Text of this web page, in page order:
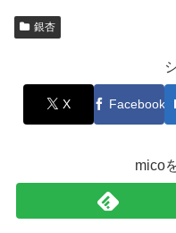
銀杏
X Facebook
mico